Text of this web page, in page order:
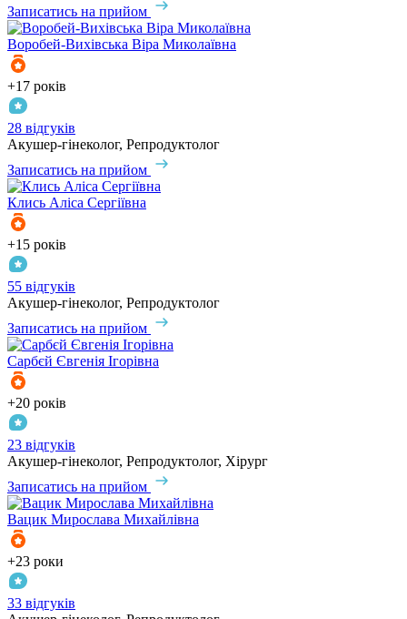
Записатись на прийом
Воробей-Вихівська Віра Миколаївна
+17 років
28 відгуків
Акушер-гінеколог, Репродуктолог
Записатись на прийом
Клись Аліса Сергіївна
+15 років
55 відгуків
Акушер-гінеколог, Репродуктолог
Записатись на прийом
Сарбєй Євгенія Ігорівна
+20 років
23 відгуків
Акушер-гінеколог, Репродуктолог, Хірург
Записатись на прийом
Вацик Мирослава Михайлівна
+23 роки
33 відгуків